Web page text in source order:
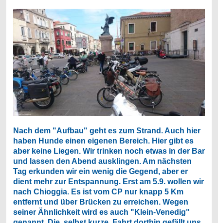
Nach dem "Aufbau" geht es zum Strand. Auch hier
haben Hunde einen eigenen Bereich. Hier gibt es
aber keine Liegen. Wir trinken noch etwas in der Bar
und lassen den Abend ausklingen. Am nächsten
Tag erkunden wir ein wenig die Gegend, aber er
dient mehr zur Entspannung. Erst am 5.9. wollen wir
nach Chioggia. Es ist vom CP nur knapp 5 Km
entfernt und über Brücken zu erreichen. Wegen
seiner Ähnlichkeit wird es auch "Klein-Venedig"